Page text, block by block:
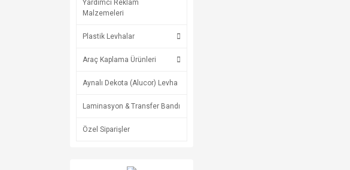
Yardımcı Reklam
Malzemeleri
Plastik Levhalar
Araç Kaplama Ürünleri
Aynalı Dekota (Alucor) Levha
Laminasyon & Transfer Bandı
Özel Siparişler